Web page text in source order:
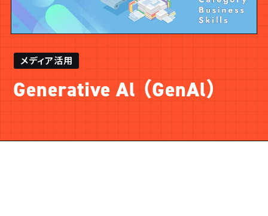
メディア活用
Generative Al （GenAl）